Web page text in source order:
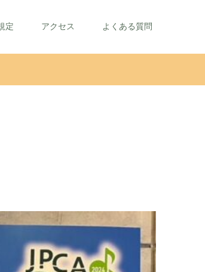
定 アクセス よくある質問